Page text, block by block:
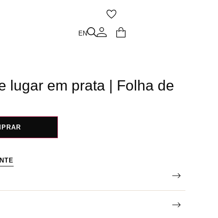
EN
lugar em prata | Folha de